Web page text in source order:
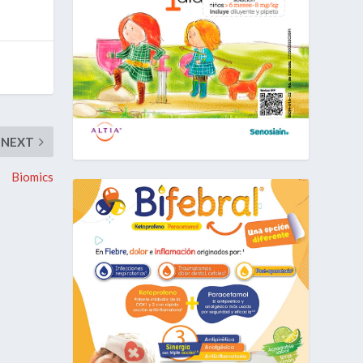
NEXT
Biomics